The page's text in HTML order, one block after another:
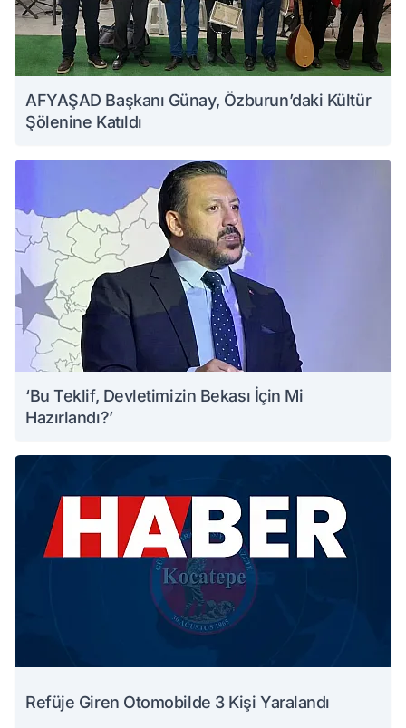
AFYAŞAD Başkanı Günay, Özburun’daki Kültür
Şölenine Katıldı
‘Bu Teklif, Devletimizin Bekası İçin Mi
Hazırlandı?’
Refüje Giren Otomobilde 3 Kişi Yaralandı